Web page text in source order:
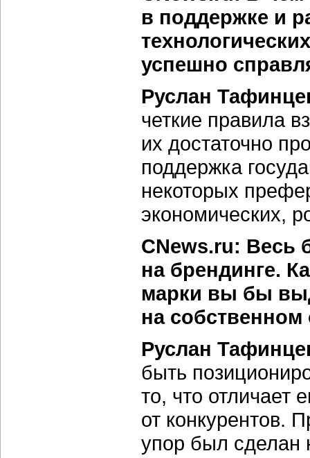
в поддержке и
успешно
Руслан
четкие правила
их достаточно
поддержка
некоторых
экономических,
CNews.ru: Весь
на брендинге.
марки вы бы
на
Руслан
быть
то, что отличает
от конкурентов.
упор был сделан